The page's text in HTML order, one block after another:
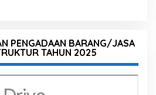
PENGADAAN BARANG/JASA
TAHUN 2025